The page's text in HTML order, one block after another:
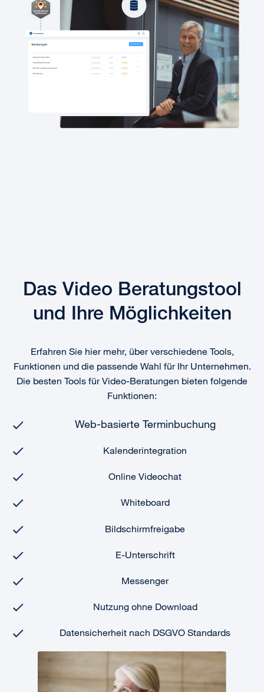
Das Video Beratungstool
und Ihre Möglichkeiten
Erfahren Sie hier mehr, über verschiedene Tools,
Funktionen und die passende Wahl für Ihr Unternehmen.
Die besten Tools für Video-Beratungen bieten folgende
Funktionen:
Web-basierte Terminbuchung
Kalenderintegration
Online Videochat
Whiteboard
Bildschirmfreigabe
E-Unterschrift
Messenger
Nutzung ohne Download
Datensicherheit nach DSGVO Standards